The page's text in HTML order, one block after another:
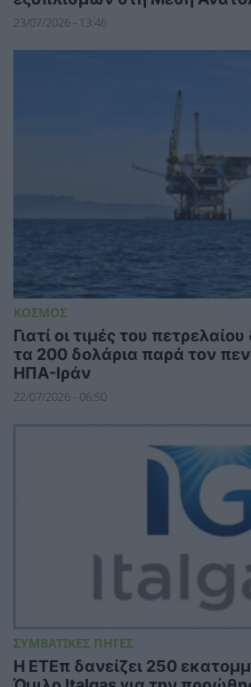
23/07/2026 - 13:46
ΚΟΣΜΟΣ
Γιατί οι τιμές του
τα 200 δολάρια παρά τον
ΗΠΑ-Ιράν
22/07/2026 - 06:50
ΣΥΜΒΑΤΙΚΕΣ ΠΗΓΕΣ
Η ΕΤΕπ δανείζει 250